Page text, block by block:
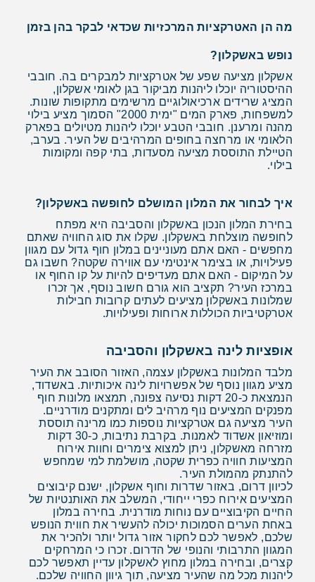
מה הן האטרקציות המרכזיות שכדאי לבקר בהן בזמן
נופש באשקלון?
אשקלון מציעה שפע של אטרקציות למבקרים בה. חובבי
ההיסטוריה יוכלו ליהנות מביקור בגן לאומי אשקלון,
המציג שרידים ארכיאולוגיים מרשימים מתקופות שונות.
למשפחות, פארק המים "ימית 2000" הסמוך מציע בילוי
מהנה ומרענן. חובבי הטבע יוכלו ליהנות מטיולים בפארק
הלאומי או מרחצה בחופים המרהיבים של העיר. בערב,
הטיילת התוססת מציעה מסעדות, בתי קפה ומקומות
בילוי.
איך לבחור את המלון המושלם לחופשה באשקלון?
בחירת המלון הנכון באשקלון והסביבה היא מפתח
לחופשה מוצלחת באשקלון. שקלו את סוג החוויה שאתם
מחפשים - האם אתם מעוניינים במלון חוף גדול עם מגוון
פעילויות, או בצימר אינטימי עם אווירה שקטה? חשבו גם
על המיקום - האם אתם מעדיפים להיות על קו החוף או
במרכז העיר? תקציב הוא גורם חשוב נוסף, אך זכרו
שמלונות באשקלון מציעים לעתים קרובות חבילות
אטרקטיביות הכוללות ארוחות ופעילויות.
אופציות לינה באשקלון והסביבה
מלבד המלונות באשקלון עצמה, האזור הסובב את העיר
מציע מגוון נוסף של אפשרויות לינה איכותיות. באשדוד,
הנמצאת כ-20 דקות נסיעה צפונה, תמצאו מלונות חוף
מפנקים המציעים נוף מרהיב לים ומתקנים מודרניים.
העיר מציעה גם אטרקציות נוספות כמו מרינה תוססת
ומוזיאון אשדוד לאמנות. בקרבת נתיבות, כ-30 דקות
מזרחה מאשקלון, ניתן למצוא צימרים וחוות אירוח
המציעות חוויה כפרית שקטה, מושלמת למי שמחפש
להתנתק מהמולת העיר.
לכיוון דרום, באזור שדרות וחוף אשקלון, ישנם קיבוצים
המציעים אירוח כפרי ייחודי, המשלב את האותנטיות של
החיים הקיבוציים עם נוחות מודרנית. בחירה במלון
באחת הערים הסמוכות יכולה להעשיר את חווית הנופש
שלכם, לאפשר לכם לחקור אזור גדול יותר ולהכיר את
המגוון התרבותי והנופי של הדרום. זכרו כי המרחקים
קצרים, ובחירה במלון מחוץ לאשקלון עדיין תאפשר לכם
ליהנות מכל מה שהעיר מציעה, תוך גיוון החוויה שלכם.